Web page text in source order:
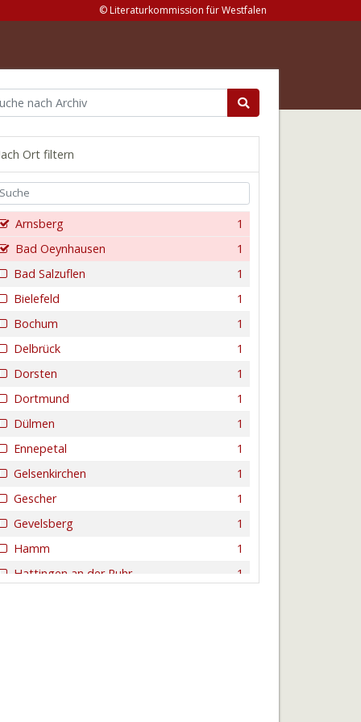
© Literaturkommission für Westfalen
Ort filtern
1
Arnsberg
1
Bad Oeynhausen
1
Bad Salzuflen
1
Bielefeld
1
Bochum
1
Delbrück
1
Dorsten
1
Dortmund
1
Dülmen
1
Ennepetal
1
Gelsenkirchen
1
Gescher
1
Gevelsberg
1
Hamm
1
Hattingen an der Ruhr